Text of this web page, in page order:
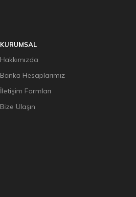
KURUMSAL
Hakkımızda
Banka Hesaplarımız
İletişim Formları
Bize Ulaşın